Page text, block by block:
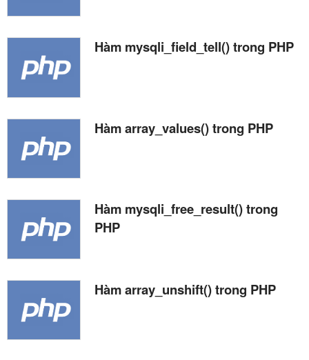
Hàm mysqli_field_tell() trong PHP
Hàm array_values() trong PHP
Hàm mysqli_free_result() trong
PHP
Hàm array_unshift() trong PHP